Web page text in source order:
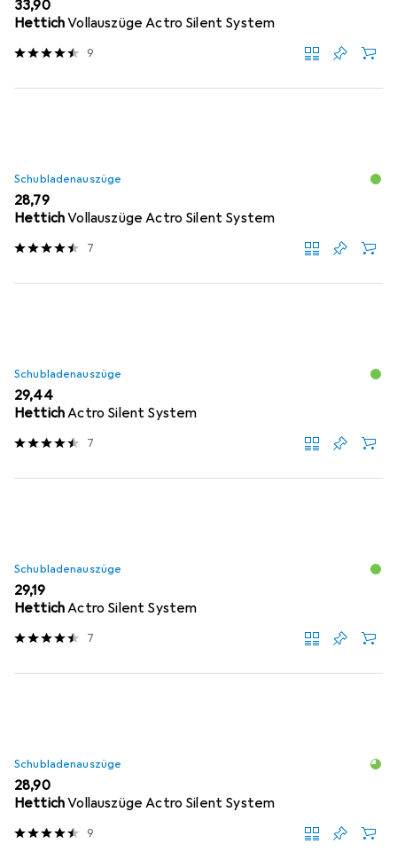
EUR
33,90
HettichVollauszüge Actro Silent System
9
Schubladenauszüge
EUR
28,79
HettichVollauszüge Actro Silent System
7
Schubladenauszüge
EUR
29,44
HettichActro Silent System
7
Schubladenauszüge
EUR
29,19
HettichActro Silent System
7
Schubladenauszüge
EUR
28,90
HettichVollauszüge Actro Silent System
9